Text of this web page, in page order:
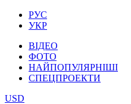
РУС
УКР
ВІДЕО
ФОТО
НАЙПОПУЛЯРНІШІ
СПЕЦПРОЕКТИ
USD